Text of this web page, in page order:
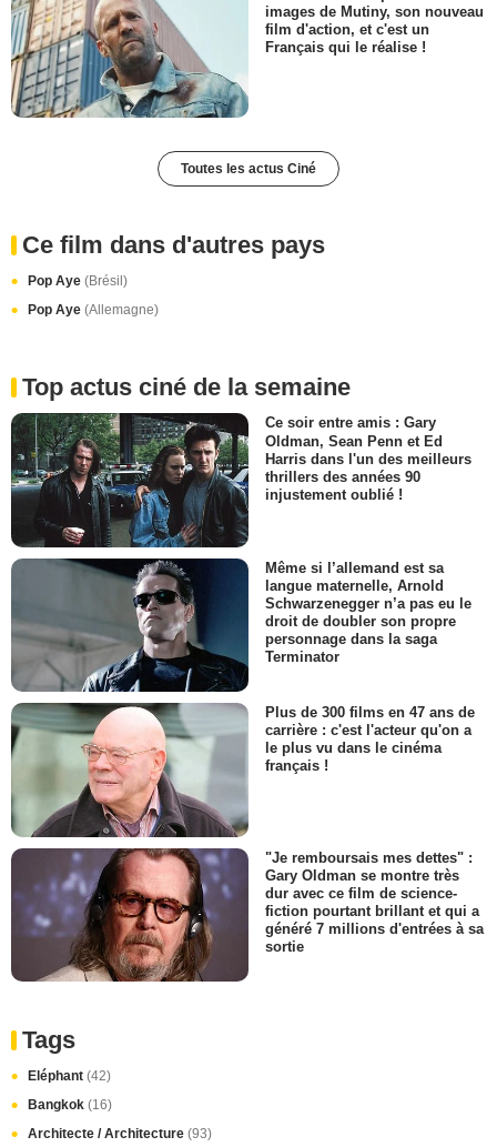
images de Mutiny, son nouveau
film d'action, et c'est un
Français qui le réalise !
Toutes les actus Ciné
Ce film dans d'autres pays
Pop Aye (Brésil)
Pop Aye (Allemagne)
Top actus ciné de la semaine
Ce soir entre amis : Gary
Oldman, Sean Penn et Ed
Harris dans l'un des meilleurs
thrillers des années 90
injustement oublié !
Même si l’allemand est sa
langue maternelle, Arnold
Schwarzenegger n’a pas eu le
droit de doubler son propre
personnage dans la saga
Terminator
Plus de 300 films en 47 ans de
carrière : c'est l'acteur qu'on a
le plus vu dans le cinéma
français !
"Je remboursais mes dettes" :
Gary Oldman se montre très
dur avec ce film de science-
fiction pourtant brillant et qui a
généré 7 millions d'entrées à sa
sortie
Tags
Eléphant (42)
Bangkok (16)
Architecte / Architecture (93)